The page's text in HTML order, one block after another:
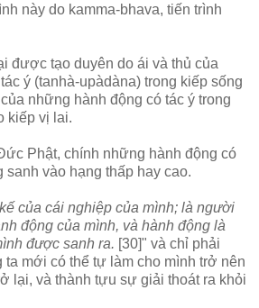
này do kamma-bhava, tiến trình
được tạo duyên do ái và thủ của
ý (tanhà-upàdàna) trong kiếp sống
những hành động có tác ý trong
kiếp vị lai.
Phật, chính những hành động có
sanh vào hạng thấp hay cao.
của cái nghiệp của mình; là người
động của mình, và hành động là
được sanh ra. [30]" và chỉ phải
ta mới có thể tự làm cho mình trở nên
lại, và thành tựu sự giải thoát ra khỏi